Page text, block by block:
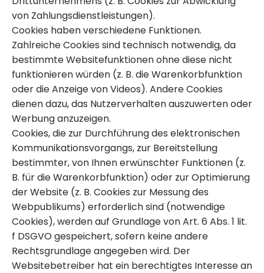
von Zahlungsdienstleistungen).
Cookies haben verschiedene Funktionen.
Zahlreiche Cookies sind technisch notwendig, da
bestimmte Websitefunktionen ohne diese nicht
funktionieren würden (z. B. die Warenkorbfunktion
oder die Anzeige von Videos). Andere Cookies
dienen dazu, das Nutzerverhalten auszuwerten oder
Werbung anzuzeigen.
Cookies, die zur Durchführung des elektronischen
Kommunikationsvorgangs, zur Bereitstellung
bestimmter, von Ihnen erwünschter Funktionen (z.
B. für die Warenkorbfunktion) oder zur Optimierung
der Website (z. B. Cookies zur Messung des
Webpublikums) erforderlich sind (notwendige
Cookies), werden auf Grundlage von Art. 6 Abs. 1 lit.
f DSGVO gespeichert, sofern keine andere
Rechtsgrundlage angegeben wird. Der
Websitebetreiber hat ein berechtigtes Interesse an